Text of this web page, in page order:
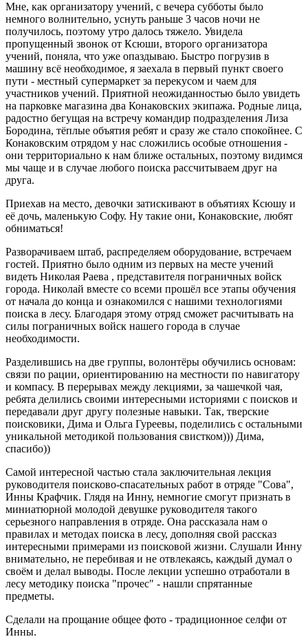
Мне, как организатору учений, с вечера субботы было
немного волнительно, уснуть раньше 3 часов ночи не
получилось, поэтому утро далось тяжело. Увидела
пропущенный звонок от Ксюши, второго организатора
учений, поняла, что уже опаздываю. Быстро погрузив в
машину всё необходимое, я заехала в первый пункт своего
пути - местный супермаркет за перекусом и чаем для
участников учений. Приятной неожиданностью было увидеть
на парковке магазина два Конаковских экипажа. Родные лица,
радостно бегущая на встречу командир подразделения Лиза
Бородина, тёплые объятия ребят и сразу же стало спокойнее. С
Конаковским отрядом у нас сложились особые отношения -
они территориально к нам ближе остальных, поэтому видимся
мы чаще и в случае любого поиска рассчитываем друг на
друга.
Приехав на место, девочки затискивают в объятиях Ксюшу и
её дочь, маленькую Софу. Ну такие они, Конаковские, любят
обниматься!
Разворачиваем штаб, распределяем оборудование, встречаем
гостей. Приятно было одним из первых на месте учений
видеть Николая Раева , представителя пограничных войск
города. Николай вместе со всеми прошёл все этапы обучения
от начала до конца и ознакомился с нашими технологиями
поиска в лесу. Благодаря этому отряд сможет расчитывать на
силы пограничных войск нашего города в случае
необходимости.
Разделившись на две группы, волонтёры обучились основам:
связи по рации, ориентированию на местности по навигатору
и компасу. В перерывах между лекциями, за чашечкой чая,
ребята делились своими интересными историями с поисков и
передавали друг другу полезные навыки. Так, тверские
поисковики, Дима и Ольга Гуреевы, поделились с остальными
уникальной методикой пользования свистком))) Дима,
спасибо))
Самой интересной частью стала заключительная лекция
руководителя поисково-спасательных работ в отряде "Сова",
Инны Крафчик. Глядя на Инну, немногие смогут признать в
миниатюрной молодой девушке руководителя такого
серьезного направления в отряде. Она рассказала нам о
правилах и методах поиска в лесу, дополняя свой рассказ
интересными примерами из поисковой жизни. Слушали Инну
внимательно, не перебивая и не отвлекаясь, каждый думал о
своём и делал выводы. После лекции успешно отработали в
лесу методику поиска "прочес" - нашли спрятанные
предметы.
Сделали на прощание общее фото - традиционное селфи от
Инны.